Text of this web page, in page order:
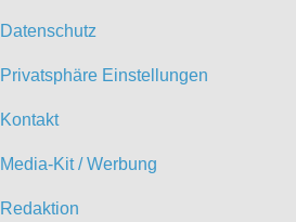
Datenschutz
Privatsphäre Einstellungen
Kontakt
Media-Kit / Werbung
Redaktion